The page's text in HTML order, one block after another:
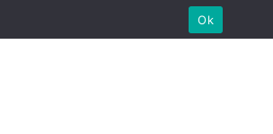
PRIDAŤ DO KOŠÍKA
Ok